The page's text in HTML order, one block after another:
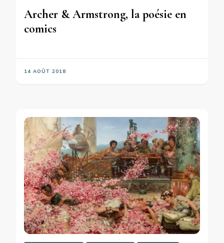
Archer & Armstrong, la poésie en
comics
14 AOÛT 2018